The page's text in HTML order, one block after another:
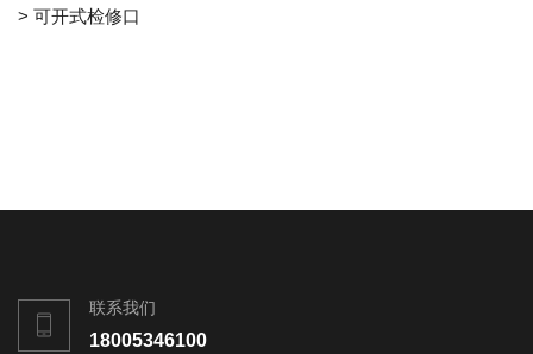
> 可开式检修口
联系我们
18005346100